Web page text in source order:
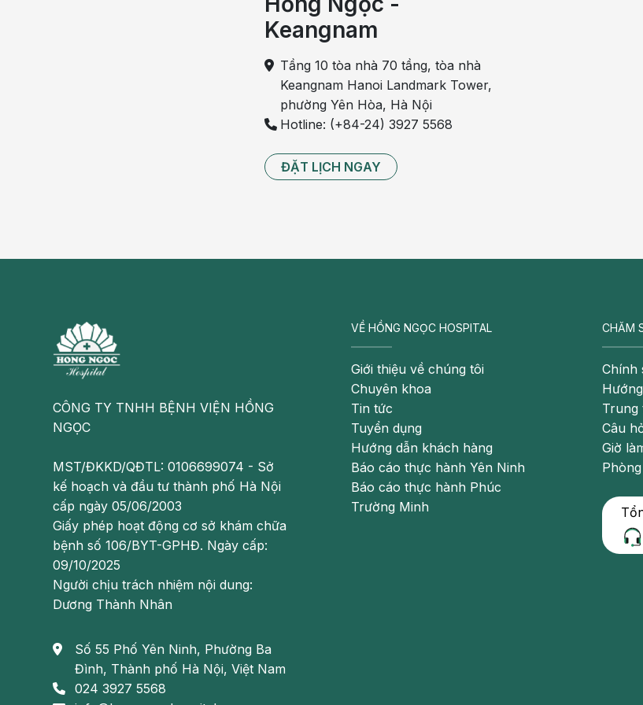
Tuy nhiên, sự tiến triển của 3 giai đoạn này không phải lúc nào cũng theo trình tự xuất hiện, nó phụ thuộc
yếu tố: Sự tăng trưởng của tuyến, sự thích ứng của cơ thể và cách
Phì đại tiền liệt tuyến
Phì đại tiền liệt tuyến có liên quan đến ung thư?
Bình thường kích thước tuyến tiền liệt duy trì ổn định 20g. Khi nó phình to (
) trên
chưa cần đến sự can thiệp bằng phẫu thuật. Kích thước 70g trở lên có thể cần đến can thiệp của phẫu
Phì đại tuyến tiền liệt không quá nguy hiểm, hiện có nhiều loại thuốc giúp cải thiện đáng kể tình trạng rối
tiểu của người bệnh, cũng như có nhiều phương pháp can thiệp nhưng cần được phát hiện sớm và
năng thận…và có thể suy thận.
Phì đại tuyến tiền liệt và ung thư tuyến tiền liệt không liên quan đến nhau, nhưng hai bệnh này có thể
Keangnam
Tầng 10 tòa nhà 70 tầng, tòa nhà
Keangnam Hanoi Landmark Tower,
phường Yên Hòa, Hà Nội
Hotline: (+84-24) 3927 5568
ĐẶT LỊCH NGAY
CÔNG TY TNHH BỆNH VIỆN HỒNG
NGỌC
MST/ĐKKD/QĐTL: 0106699074 - Sở
kế hoạch và đầu tư thành phố Hà Nội
cấp ngày 05/06/2003
Giấy phép hoạt động cơ sở khám chữa
bệnh số 106/BYT-GPHĐ. Ngày cấp:
09/10/2025
Người chịu trách nhiệm nội dung:
Dương Thành Nhân
Số 55 Phố Yên Ninh, Phường Ba
Đình, Thành phố Hà Nội, Việt Nam
024 3927 5568
VỀ HỒNG NGỌC HOSPITAL
Giới thiệu về chúng tôi
Chuyên khoa
Tin tức
Tuyển dụng
Hướng dẫn khách hàng
Báo cáo thực hành Yên Ninh
Báo cáo thực hành Phúc
Trường Minh
CHĂM
Chính
Trung
Câu
Giờ